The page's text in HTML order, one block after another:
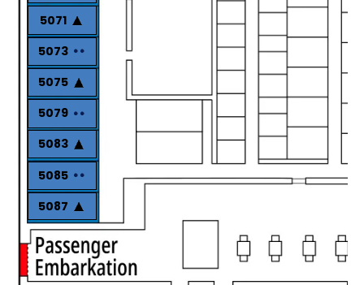
5071
5073
5075
5079
5083
5085
5087